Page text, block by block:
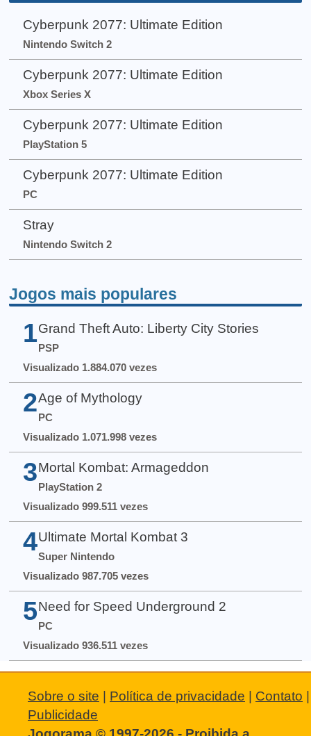
Cyberpunk 2077: Ultimate Edition
Nintendo Switch 2
Cyberpunk 2077: Ultimate Edition
Xbox Series X
Cyberpunk 2077: Ultimate Edition
PlayStation 5
Cyberpunk 2077: Ultimate Edition
PC
Stray
Nintendo Switch 2
Jogos mais populares
1 Grand Theft Auto: Liberty City Stories
PSP
Visualizado 1.884.070 vezes
2 Age of Mythology
PC
Visualizado 1.071.998 vezes
3 Mortal Kombat: Armageddon
PlayStation 2
Visualizado 999.511 vezes
4 Ultimate Mortal Kombat 3
Super Nintendo
Visualizado 987.705 vezes
5 Need for Speed Underground 2
PC
Visualizado 936.511 vezes
Sobre o site | Política de privacidade | Contato |
Publicidade